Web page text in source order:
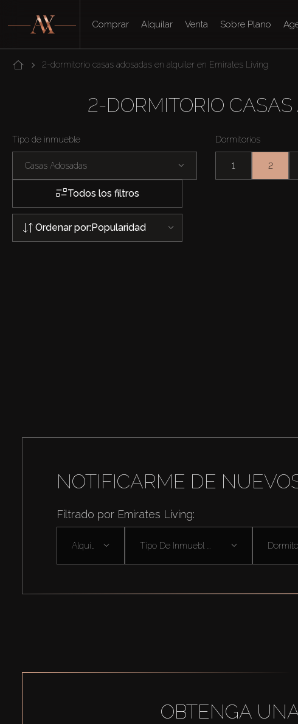
Comprar Alquilar Venta Sobre Plano
2-dormitorio casas adosadas en alquiler en Emirates Living
2-DORMITORIO
Tipo de inmueble
Casas Adosadas
Dormitorios
1 2
Todos los filtros
Ordenar por:Popularidad
NOTIFICARME DE
Filtrado por Emirates Living:
Tipo De Inmuebl ...
OBTENGA